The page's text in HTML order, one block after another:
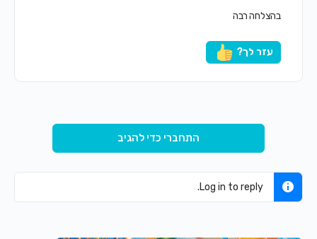
בהצלחה רבה
עזר לך?
התחברי כדי להגיב
Log in to reply.